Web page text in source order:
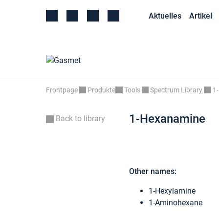
Aktuelles Artikel
Frontpage Produkte Tools Spectrum Library
Back to library 1-Hexanamine
Other names:
1-Hexylamine
1-Aminohexane